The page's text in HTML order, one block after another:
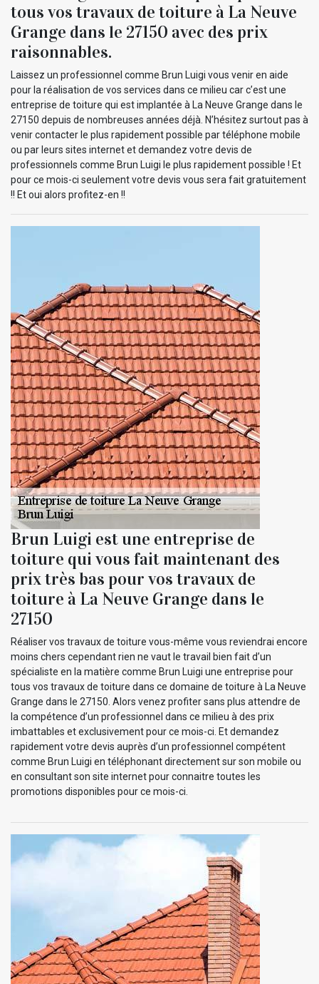
tous vos travaux de toiture à La Neuve
Grange dans le 27150 avec des prix
raisonnables.
Laissez un professionnel comme Brun Luigi vous venir en aide
pour la réalisation de vos services dans ce milieu car c’est une
entreprise de toiture qui est implantée à La Neuve Grange dans le
27150 depuis de nombreuses années déjà. N’hésitez surtout pas à
venir contacter le plus rapidement possible par téléphone mobile
ou par leurs sites internet et demandez votre devis de
professionnels comme Brun Luigi le plus rapidement possible ! Et
pour ce mois-ci seulement votre devis vous sera fait gratuitement
!! Et oui alors profitez-en !!
Brun Luigi est une entreprise de
toiture qui vous fait maintenant des
prix très bas pour vos travaux de
toiture à La Neuve Grange dans le
27150
Réaliser vos travaux de toiture vous-même vous reviendrai encore
moins chers cependant rien ne vaut le travail bien fait d’un
spécialiste en la matière comme Brun Luigi une entreprise pour
tous vos travaux de toiture dans ce domaine de toiture à La Neuve
Grange dans le 27150. Alors venez profiter sans plus attendre de
la compétence d’un professionnel dans ce milieu à des prix
imbattables et exclusivement pour ce mois-ci. Et demandez
rapidement votre devis auprès d’un professionnel compétent
comme Brun Luigi en téléphonant directement sur son mobile ou
en consultant son site internet pour connaitre toutes les
promotions disponibles pour ce mois-ci.